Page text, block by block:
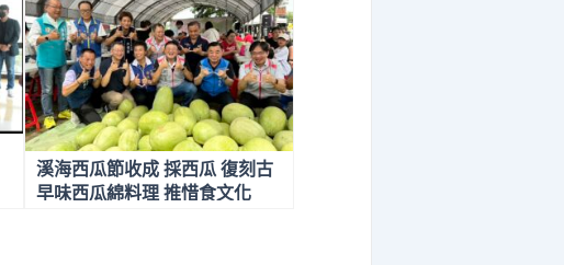
溪海西瓜節收成 採西瓜 復刻古
早味西瓜綿料理 推惜食文化